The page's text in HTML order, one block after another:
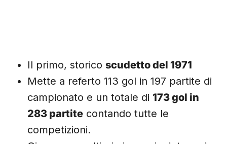
Il primo, storico scudetto del 1971
Mette a referto 113 gol in 197 partite di
campionato e un totale di 173 gol in
283 partite contando tutte le
competizioni.